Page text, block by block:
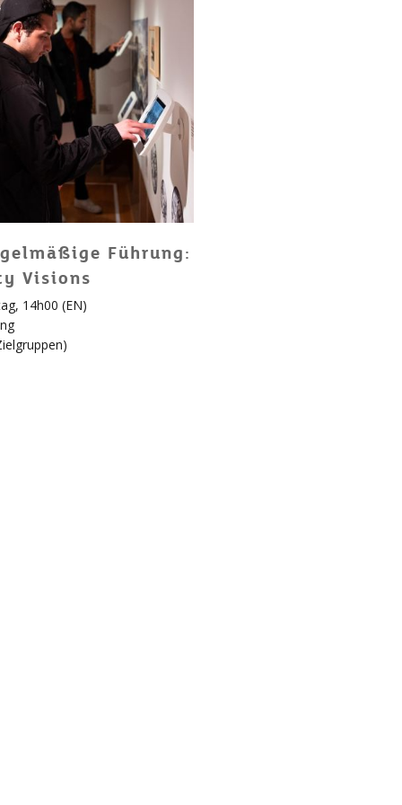
Führung:
Visions
14h00 (EN)
)